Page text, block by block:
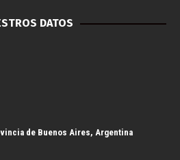
DATOS
de Buenos Aires, Argentina